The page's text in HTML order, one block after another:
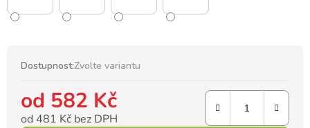
Dostupnost:Zvolte variantu
od 582 Kč
od 481 Kč bez DPH